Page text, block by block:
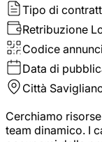
Tipo di
Retribuzione
Codice
Data di
Città
Cerchiamo
team dinamico. I